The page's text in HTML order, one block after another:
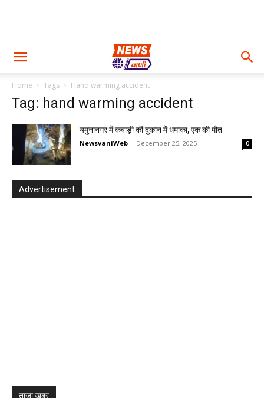
Home Tags Hand warming accident
Tag: hand warming accident
यमुनानगर में कबाड़ी की दुकान में धमाका, एक की मौत
NewsvaniWeb - December 25, 2025 0
Advertisement
ताजा खबर